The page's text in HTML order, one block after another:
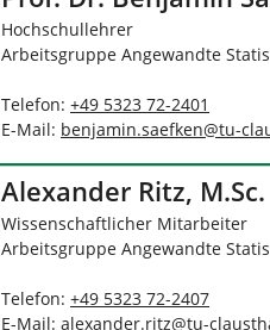
Hochschullehrer
Arbeitsgruppe Angewandte
Telefon: +49 5323 72-2401
E-Mail: benjamin.saefken@tu-
Alexander Ritz, M.Sc.
Wissenschaftlicher Mitarbeiter
Arbeitsgruppe Angewandte
Telefon: +49 5323 72-2407
E-Mail: alexander.ritz@tu-